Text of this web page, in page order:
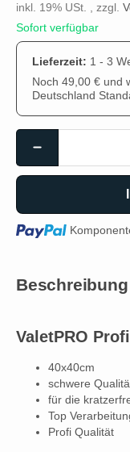
inkl. 19% USt. , zzgl.
Sofort verfügbar
Lieferzeit: 1 - 3
Noch 49,00 € und
Deutschland
Loading...
Beschreibung
ValetPRO
40x40cm
schwere
für die
Top
Profi Qualität